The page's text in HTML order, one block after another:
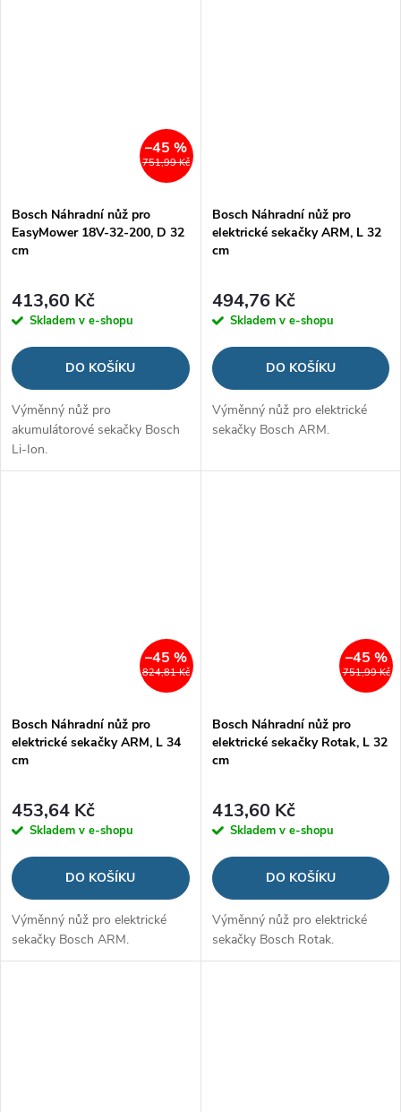
751,99 Kč
–45 %
Bosch Náhradní nůž pro
EasyMower 18V-32-200, D 32
cm
413,60 Kč
Skladem v e-shopu
DO KOŠÍKU
Výměnný nůž pro
akumulátorové sekačky Bosch
Li-Ion.
Bosch Náhradní nůž pro
elektrické sekačky ARM, L 32
cm
494,76 Kč
Skladem v e-shopu
DO KOŠÍKU
Výměnný nůž pro elektrické
sekačky Bosch ARM.
824,81 Kč
–45 %
Bosch Náhradní nůž pro
elektrické sekačky ARM, L 34
cm
453,64 Kč
Skladem v e-shopu
DO KOŠÍKU
Výměnný nůž pro elektrické
sekačky Bosch ARM.
751,99 Kč
–45 %
Bosch Náhradní nůž pro
elektrické sekačky Rotak, L 32
cm
413,60 Kč
Skladem v e-shopu
DO KOŠÍKU
Výměnný nůž pro elektrické
sekačky Bosch Rotak.